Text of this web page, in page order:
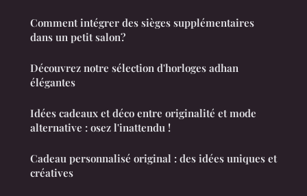
Comment intégrer des sièges supplémentaires
dans un petit salon?
Découvrez notre sélection d'horloges adhan
élégantes
Idées cadeaux et déco entre originalité et mode
alternative : osez l'inattendu !
Cadeau personnalisé original : des idées uniques et
créatives